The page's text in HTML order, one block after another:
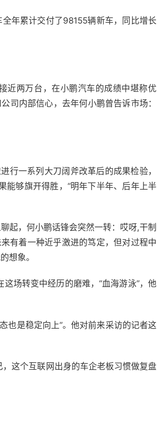
年累计交付了98155辆新车，同比增长
两万台，在小鹏汽车的成绩中堪称优
司内部信心，去年何小鹏曾告诉市场：
行一系列大刀阔斧改革后的成果检验，
能够旗开得胜，“明年下半年、后年上半
起，何小鹏话锋会突然一转：哎呀,干制
有着一种近乎激进的笃定，但对过程中
想象。
场转变中经历的磨难，“血海游泳”，他
也是稳定向上”。他对前来采访的记者这
这个互联网出身的车企老板习惯做复盘